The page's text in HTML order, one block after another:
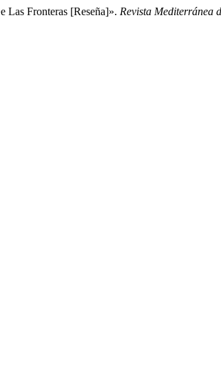
Las Fronteras [Reseña]». Revista Mediterránea